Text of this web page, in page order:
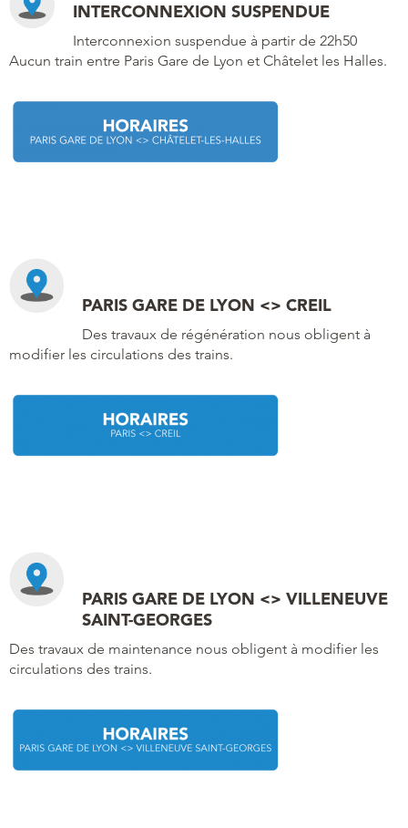
INTERCONNEXION SUSPENDUE
Interconnexion suspendue à partir de 22h50
Aucun train entre Paris Gare de Lyon et Châtelet les Halles.
PARIS GARE DE LYON <> CREIL
Des travaux de régénération nous obligent à
modifier les circulations des trains.
PARIS GARE DE LYON <> VILLENEUVE
SAINT-GEORGES
Des travaux de maintenance nous obligent à modifier les
circulations des trains.